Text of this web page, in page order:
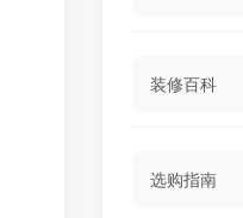
装修百科
选购指南